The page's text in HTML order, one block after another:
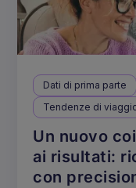
Dati di prima parte
Tendenze di
Un nuovo
ai risultati:
con